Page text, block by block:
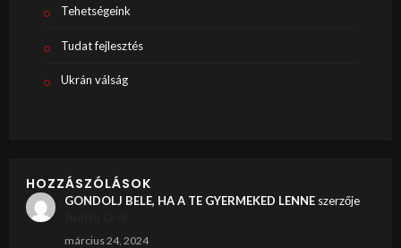
Tehetségeink
Tudat fejlesztés
Ukrán válság
HOZZÁSZÓLÁSOK
GONDOLJ BELE, HA A TE GYERMEKED LENNEszerzője
március 24, 2024